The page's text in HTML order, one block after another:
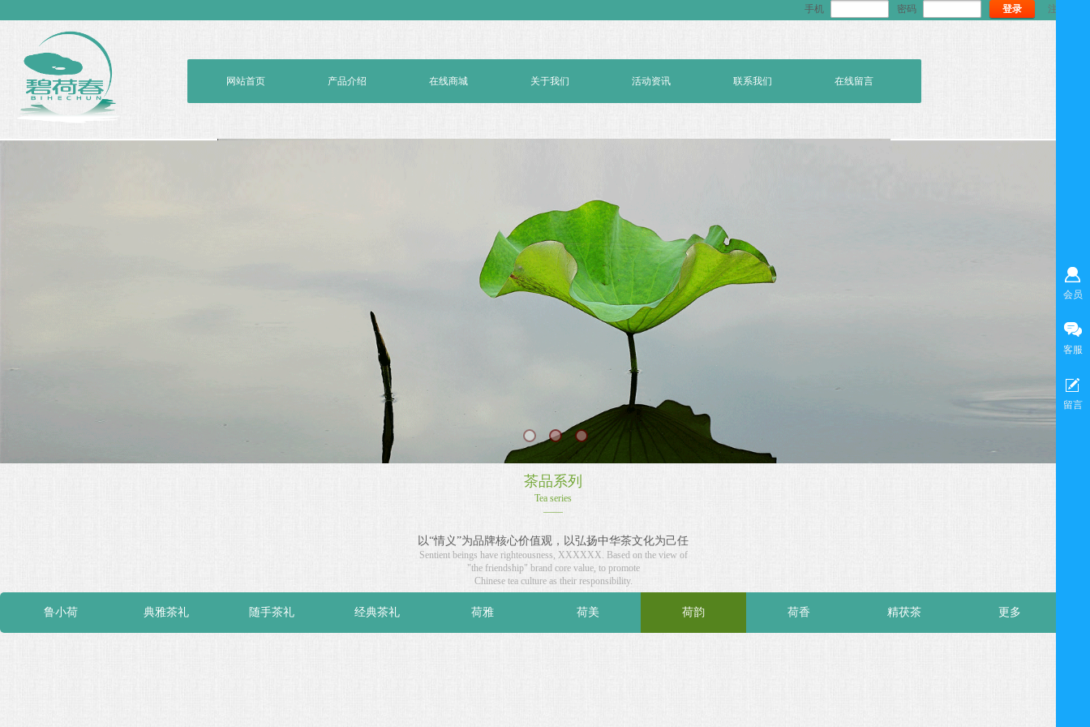
手机 密码 登录 注册
网站首页 产品介绍 在线商城 关于我们 活动资讯 联系我们 在线留言
茶品系列
Tea series
——
以“情义”为品牌核心价值观，以弘扬中华茶文化为己任
Sentient beings have righteousness, XXXXXX. Based on the view of
"the friendship" brand core value, to promote
Chinese tea culture as their responsibility.
鲁小荷 典雅茶礼 随手茶礼 经典茶礼 荷雅 荷美 荷韵 荷香 精茯茶 更多
会员
客服
留言